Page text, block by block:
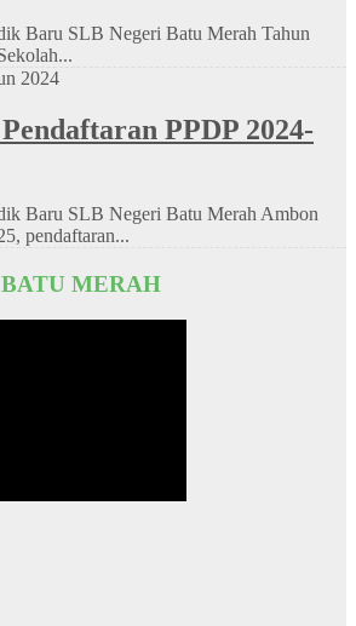
Baru SLB Negeri Batu Merah Tahun
2024
PPDP 2024-
Baru SLB Negeri Batu Merah Ambon
pendaftaran...
MERAH